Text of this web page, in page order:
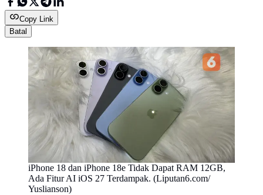
Copy Link
Batal
iPhone 18 dan iPhone 18e Tidak Dapat RAM 12GB,
Ada Fitur AI iOS 27 Terdampak. (Liputan6.com/
Yuslianson)